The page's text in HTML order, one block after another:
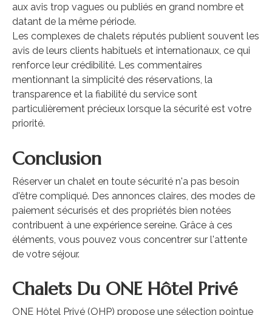
aux avis trop vagues ou publiés en grand nombre et
datant de la même période.
Les complexes de chalets réputés publient souvent les
avis de leurs clients habituels et internationaux, ce qui
renforce leur crédibilité. Les commentaires
mentionnant la simplicité des réservations, la
transparence et la fiabilité du service sont
particulièrement précieux lorsque la sécurité est votre
priorité.
Conclusion
Réserver un chalet en toute sécurité n'a pas besoin
d'être compliqué. Des annonces claires, des modes de
paiement sécurisés et des propriétés bien notées
contribuent à une expérience sereine. Grâce à ces
éléments, vous pouvez vous concentrer sur l'attente
de votre séjour.
Chalets Du ONE Hôtel Privé
ONE Hôtel Privé (OHP) propose une sélection pointue